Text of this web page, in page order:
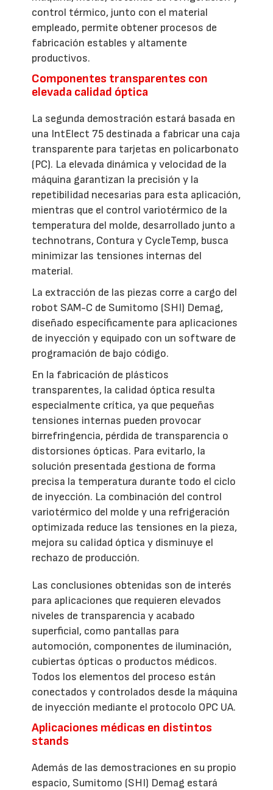
control térmico, junto con el material
empleado, permite obtener procesos de
fabricación estables y altamente
productivos.
Componentes transparentes con
elevada calidad óptica
La segunda demostración estará basada en
una IntElect 75 destinada a fabricar una caja
transparente para tarjetas en policarbonato
(PC). La elevada dinámica y velocidad de la
máquina garantizan la precisión y la
repetibilidad necesarias para esta aplicación,
mientras que el control variotérmico de la
temperatura del molde, desarrollado junto a
technotrans, Contura y CycleTemp, busca
minimizar las tensiones internas del
material.
La extracción de las piezas corre a cargo del
robot SAM-C de Sumitomo (SHI) Demag,
diseñado específicamente para aplicaciones
de inyección y equipado con un software de
programación de bajo código.
En la fabricación de plásticos
transparentes, la calidad óptica resulta
especialmente crítica, ya que pequeñas
tensiones internas pueden provocar
birrefringencia, pérdida de transparencia o
distorsiones ópticas. Para evitarlo, la
solución presentada gestiona de forma
precisa la temperatura durante todo el ciclo
de inyección. La combinación del control
variotérmico del molde y una refrigeración
optimizada reduce las tensiones en la pieza,
mejora su calidad óptica y disminuye el
rechazo de producción.
Las conclusiones obtenidas son de interés
para aplicaciones que requieren elevados
niveles de transparencia y acabado
superficial, como pantallas para
automoción, componentes de iluminación,
cubiertas ópticas o productos médicos.
Todos los elementos del proceso están
conectados y controlados desde la máquina
de inyección mediante el protocolo OPC UA.
Aplicaciones médicas en distintos
stands
Además de las demostraciones en su propio
espacio, Sumitomo (SHI) Demag estará